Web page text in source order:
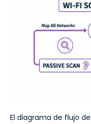
El diagrama de flujo